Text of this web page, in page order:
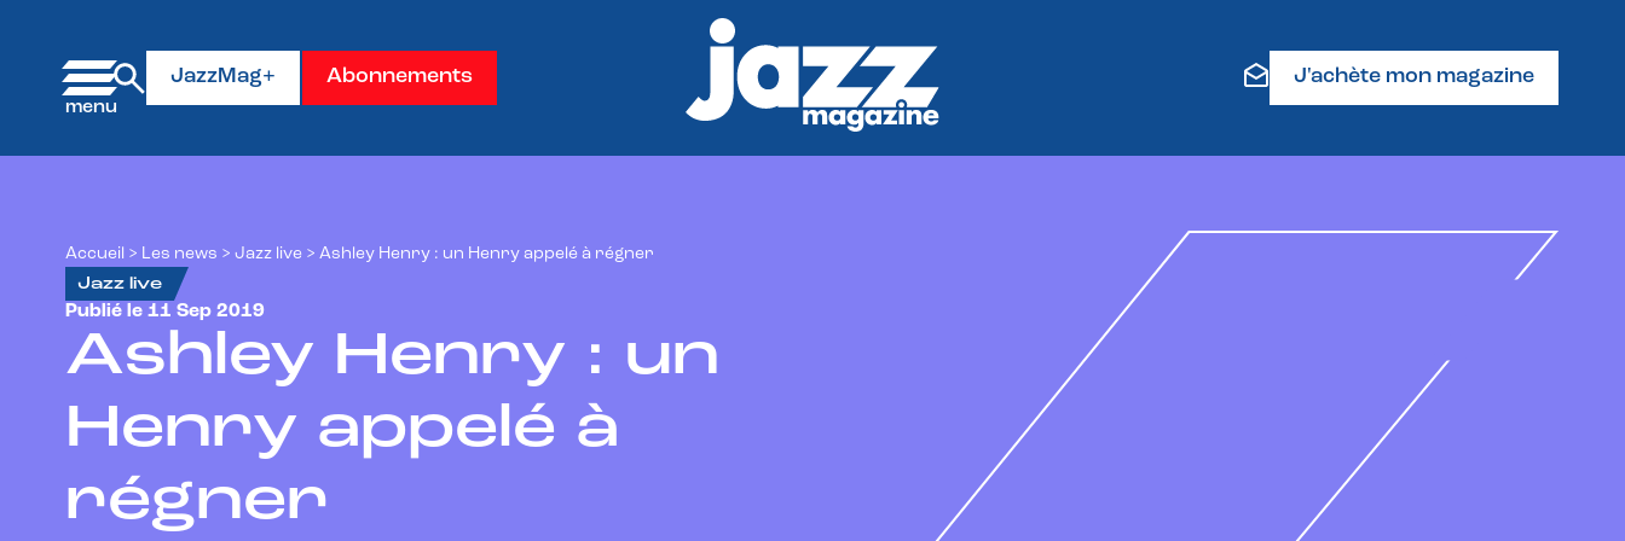
JazzMag+ Abonnements J'achète mon magazine
Accueil > Les news > Jazz live > Ashley Henry : un Henry appelé à régner
Jazz live
Publié le 11 Sep 2019
Ashley Henry : un
Henry appelé à
régner